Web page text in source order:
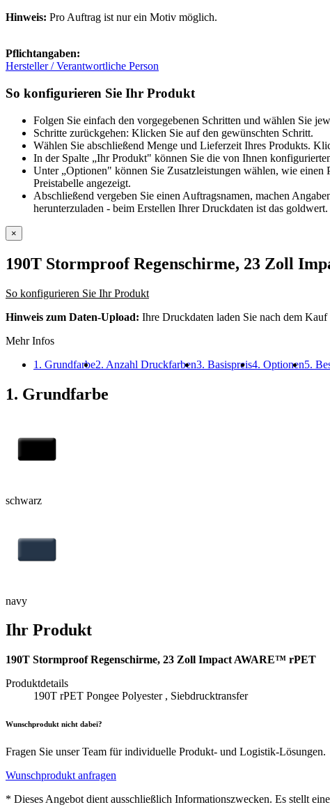
Hinweis: Pro Auftrag ist nur ein Motiv möglich.
Pflichtangaben:
Hersteller / Verantwortliche Person
So konfigurieren Sie Ihr Produkt
Folgen Sie einfach den vorgegebenen Schritten und wählen Sie
Schritte zurückgehen: Klicken Sie auf den gewünschten Schritt.
Wählen Sie abschließend Menge und Lieferzeit Ihres Produkts.
In der Spalte „Ihr Produkt" können Sie die von Ihnen
Unter „Optionen" können Sie Zusatzleistungen wählen, wie
Preistabelle angezeigt.
Abschließend vergeben Sie einen Auftragsnamen, machen
herunterzuladen - beim Erstellen Ihrer Druckdaten ist das goldwert.
×
190T Stormproof Regenschirme, 23 Zoll
So konfigurieren Sie Ihr Produkt
Hinweis zum Daten-Upload: Ihre Druckdaten laden Sie nach dem Kauf
Mehr Infos
1. Grundfarbe2. Anzahl Druckfarben3. Basispreis4. Optionen5.
1. Grundfarbe
schwarz
navy
Ihr Produkt
190T Stormproof Regenschirme, 23 Zoll Impact AWARE™ rPET
Produktdetails
190T rPET Pongee Polyester , Siebdrucktransfer
Wunschprodukt nicht dabei?
Fragen Sie unser Team für individuelle Produkt- und Logistik-Lösungen.
Wunschprodukt anfragen
* Dieses Angebot dient ausschließlich Informationszwecken. Es stellt